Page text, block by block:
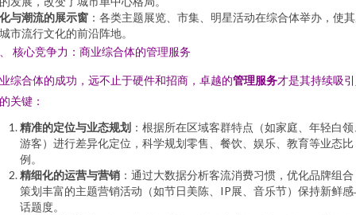
与潮流的展示窗 ：各类主题展览、市集、明星活动在综合体举办，使
市流行文化的前沿阵地。
核心竞争力：商业综合体的管理服务
综合体的成功，远不止于硬件和招商，卓越的管理服务才是其持续吸
关键：
精准的定位与业态规划 ：根据所在区域客群特点（如家庭、年轻白
游客）进行差异化定位，科学规划零售、餐饮、娱乐、教育等业态比
例。
精细化的运营与营销 ：通过大数据分析客流消费习惯，优化品牌组
策划丰富的主题营销活动（如节日美陈、IP展、音乐节）保持新鲜感
话题度。